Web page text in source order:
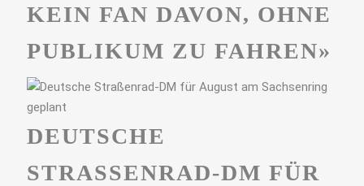
KEIN FAN DAVON, OHNE
PUBLIKUM ZU FAHREN»
DEUTSCHE
STRASSENRAD-DM FÜR A